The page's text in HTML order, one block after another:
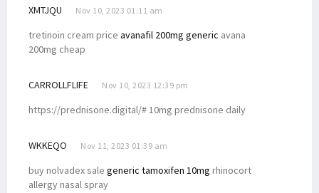
XMTJQU Nov 10, 2023 01:11 am
tretinoin cream price avanafil 200mg generic avana
200mg cheap
CARROLLFLIFE Nov 10, 2023 12:39 pm
https://prednisone.digital/# 10mg prednisone daily
WKKEQO Nov 11, 2023 01:39 am
buy nolvadex sale generic tamoxifen 10mg rhinocort
allergy nasal spray